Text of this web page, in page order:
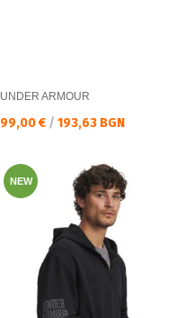
UNDER ARMOUR
Текуща цена:
99,00 € / 193,63 BGN
NEW